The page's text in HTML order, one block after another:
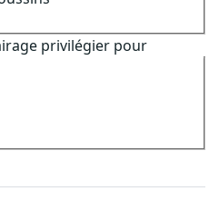
privilégier pour